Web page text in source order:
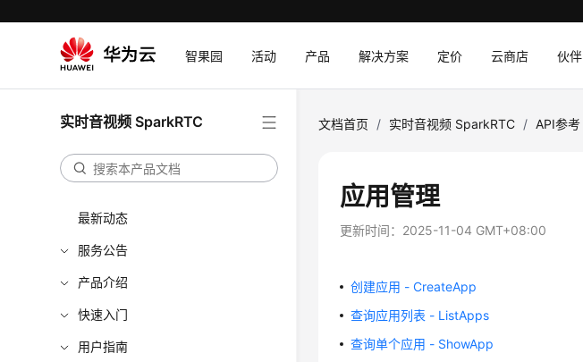
智果园 活动 产品 解决方案 定价 云商店 伙伴
实时音视频 SparkRTC
最新动态
服务公告
产品介绍
快速入门
用户指南
文档首页 / 实时音视频 SparkRTC / API参考
应用管理
更新时间： 2025-11-04 GMT+08:00
创建应用 - CreateApp
查询应用列表 - ListApps
查询单个应用 - ShowApp